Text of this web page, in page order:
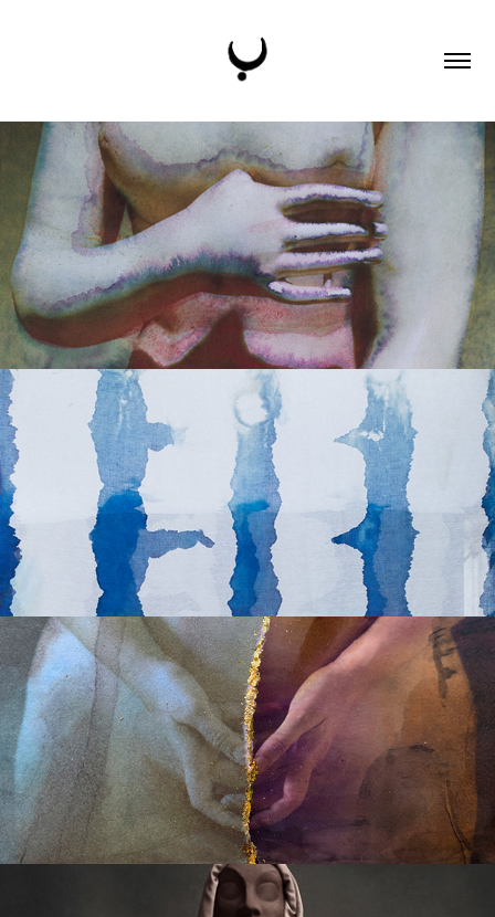
MIRIONIMA
THALASSA
MATER